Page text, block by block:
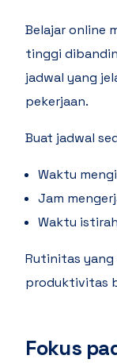
Belajar online
tinggi
jadwal yang
pekerjaan.
Buat jadwal
Waktu
Jam
Waktu
Rutinitas
produktivitas
Fokus